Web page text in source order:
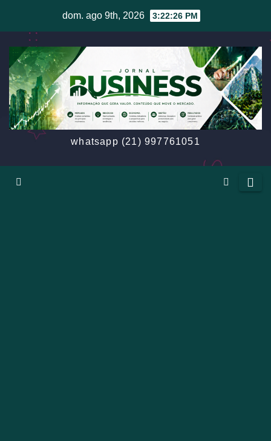
content
dom. ago 9th, 2026 3:22:29 PM
whatsapp (21) 997761051